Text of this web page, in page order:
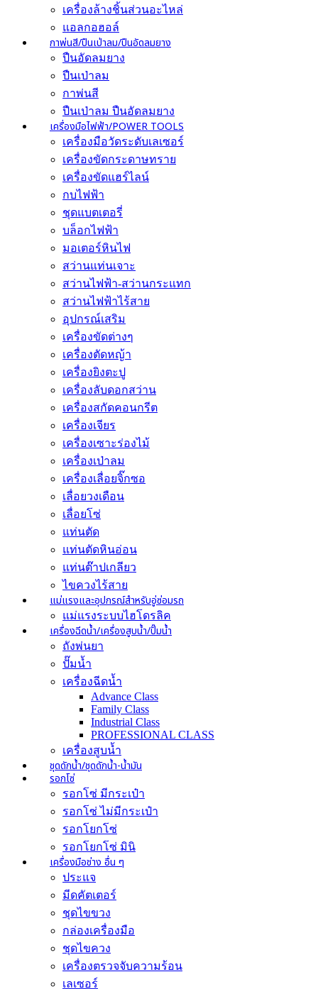
เครื่องล้างชิ้นส่วนอะไหล่
แอลกอฮอล์
กาพ่นสี/ปืนเป่าลม/ปืนอัดลมยาง
ปืนอัดลมยาง
ปืนเป่าลม
กาพ่นสี
ปืนเป่าลม ปืนอัดลมยาง
เครื่องมือไฟฟ้า/POWER TOOLS
เครื่องมือวัดระดับเลเซอร์
เครื่องขัดกระดาษทราย
เครื่องขัดแฮร์ไลน์
กบไฟฟ้า
ชุดแบตเตอรี่
บล็อกไฟฟ้า
มอเตอร์หินไฟ
สว่านแท่นเจาะ
สว่านไฟฟ้า-สว่านกระแทก
สว่านไฟฟ้าไร้สาย
อุปกรณ์เสริม
เครื่องขัดต่างๆ
เครื่องตัดหญ้า
เครื่องยิงตะปู
เครื่องลับดอกสว่าน
เครื่องสกัดคอนกรีต
เครื่องเจียร
เครื่องเซาะร่องไม้
เครื่องเป่าลม
เครื่องเลื่อยจิ๊กซอ
เลื่อยวงเดือน
เลื่อยโซ่
แท่นตัด
แท่นตัดหินอ่อน
แท่นต๊าปเกลียว
ไขควงไร้สาย
แม่แรงและอุปกรณ์สำหรับอู่ซ่อมรถ
แม่แรงระบบไฮโดรลิค
เครื่องฉีดน้ำ/เครื่องสูบน้ำ/ปั๊มน้ำ
ถังพ่นยา
ปั๊มน้ำ
เครื่องฉีดน้ำ
Advance Class
Family Class
Industrial Class
PROFESSIONAL CLASS
เครื่องสูบน้ำ
ชุดดักน้ำ/ชุดดักน้ำ-น้ำมัน
รอกโซ่
รอกโซ่ มีกระเป๋า
รอกโซ่ ไม่มีกระเป๋า
รอกโยกโซ่
รอกโยกโซ่ มินิ
เครื่องมือช่าง อื่น ๆ
ประแจ
มีดคัตเตอร์
ชุดไขขวง
กล่องเครื่องมือ
ชุดไขควง
เครื่องตรวจจับความร้อน
เลเซอร์